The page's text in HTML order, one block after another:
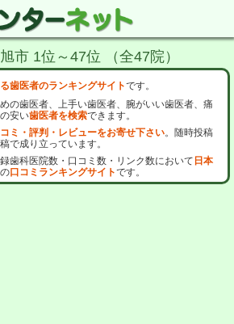
市 1位～47位 （全47院）
歯医者のランキングサイトです。
の歯医者、上手い歯医者、腕がいい歯医者、痛
安い歯医者を検索できます。
ミ・評判・レビューをお寄せ下さい。随時投稿
で成り立っています。
歯科医院数・口コミ数・リンク数において 日本
口コミランキングサイトです。